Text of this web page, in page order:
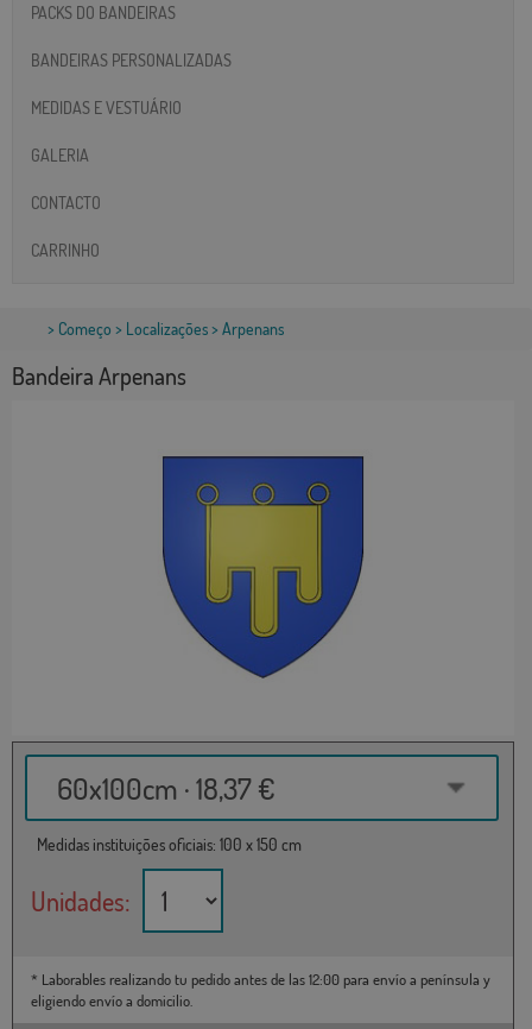
PACKS DO BANDEIRAS
BANDEIRAS PERSONALIZADAS
MEDIDAS E VESTUÁRIO
GALERIA
CONTACTO
CARRINHO
> Começo > Localizações> Arpenans
Bandeira Arpenans
60x100cm · 18,37 €
Medidas instituições oficiais: 100 x 150 cm
Unidades:
* Laborables realizando tu pedido antes de las 12:00 para envío a península y
eligiendo envío a domicilio.